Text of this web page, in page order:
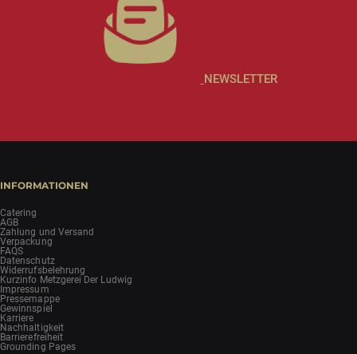
NEWSLETTER
INFORMATIONEN
Catering
AGB
Zahlung und Versand
Verpackung
FAQS
Datenschutz
Widerrufsbelehrung
Kurzinfo Metzgerei Der Ludwig
Impressum
Pressemappe
Gewinnspiel
Karriere
Nachhaltigkeit
Barrierefreiheit
Grounding Pages